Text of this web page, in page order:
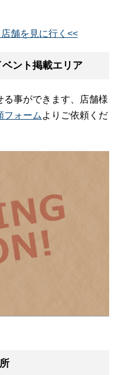
舗を見に行く<<
ント掲載エリア
る事ができます、店舗様
フォーム よりご依頼くだ